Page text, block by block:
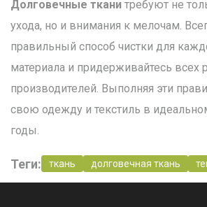
Долговечные ткани требуют не
ухода, но и внимания к мелочам.
правильный способ чистки для
материала и придерживайтесь всех
производителей. Выполняя эти
свою одежду и текстиль в
годы.
Теги: ткань долговечная ткань